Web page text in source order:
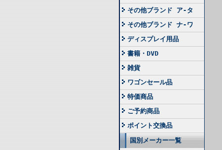
その他ブランド ア-タ
その他ブランド ナ-ワ
ディスプレイ用品
書籍・DVD
雑貨
ワゴンセール品
特価商品
ご予約商品
ポイント交換品
国別メーカー一覧